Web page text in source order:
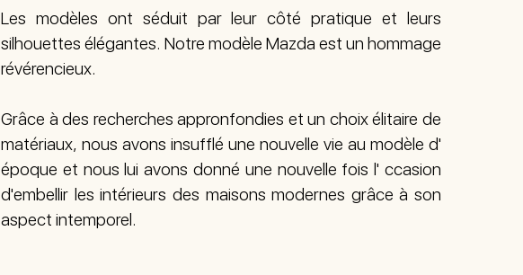
Les modèles ont séduit par leur côté pratique et leurs
silhouettes élégantes. Notre modèle Mazda est un hommage
révérencieux.
Grâce à des recherches appronfondies et un choix élitaire de
matériaux, nous avons insufflé une nouvelle vie au modèle d'
époque et nous lui avons donné une nouvelle fois l' ccasion
d'embellir les intérieurs des maisons modernes grâce à son
aspect intemporel.